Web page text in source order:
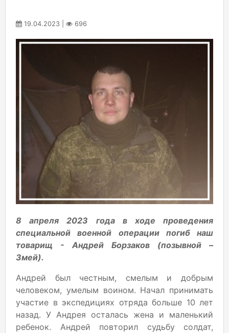
19.04.2023 | 696
8 апреля 2023 года в ходе проведения
специальной военной операции погиб наш
товарищ - Андрей Борзаков (позывной –
Змей).
Андрей был честным, смелым и добрым
человеком, умелым воином. Начал принимать
участие в экспедициях отряда больше 10 лет
назад. У Андрея осталась жена и маленький
ребенок. Андрей повторил судьбу солдат,